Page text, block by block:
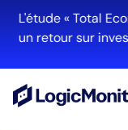
L'étude « Total
un retour sur